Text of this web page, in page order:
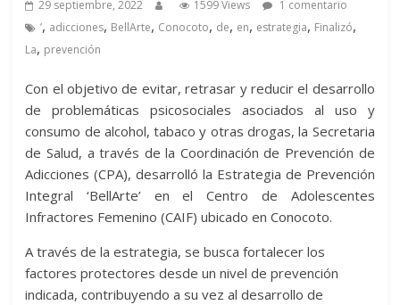
29 septiembre, 2022 1599 Views
1 comentario
’, adicciones, BellArte, Conocoto, de, en, estrategia, Finalizó,
La, prevención
Con el objetivo de evitar, retrasar y reducir el desarrollo
de problemáticas psicosociales asociados al uso y
consumo de alcohol, tabaco y otras drogas, la Secretaria
de Salud, a través de la Coordinación de Prevención de
Adicciones (CPA), desarrolló la Estrategia de Prevención
Integral ‘BellArte’ en el Centro de Adolescentes
Infractores Femenino (CAIF) ubicado en Conocoto.
A través de la estrategia, se busca fortalecer los
factores protectores desde un nivel de prevención
indicada, contribuyendo a su vez al desarrollo de